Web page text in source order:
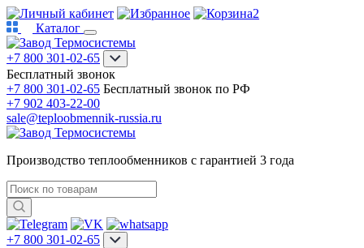
2
Каталог
+7 800 301-02-65
Бесплатный звонок
+7 800 301-02-65 Бесплатный звонок по РФ
+7 902 403-22-00
sale@teploobmennik-russia.ru
Производство теплообменников с гарантией 3 года
+7 800 301-02-65